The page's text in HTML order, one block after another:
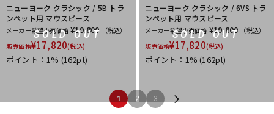
SOLD OUT
ニューヨーク クラシック / 5B トラ
ンペット用 マウスピース
メーカー希望小売価格 ¥19,800
（税込）
販売価格¥17,820(税込)
ポイント：1% (162pt)
SOLD OUT
ニューヨーク クラシック / 6VS トラ
ンペット用 マウスピース
メーカー希望小売価格 ¥19,800
（税込）
販売価格¥17,820(税込)
ポイント：1%(162pt)
1 2 3